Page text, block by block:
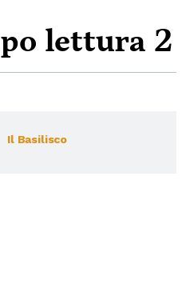
lettura 2
Il Basilisco